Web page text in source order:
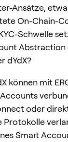
Ansätze,
On-Chain-
Schwelle
Abstraction
dYdX?
können mit
oder
Protokolle
Smart